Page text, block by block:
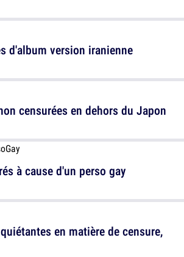
censurées en dehors du Japon
en matière de censure,
d'album version iranienne
à cause d'un perso gay